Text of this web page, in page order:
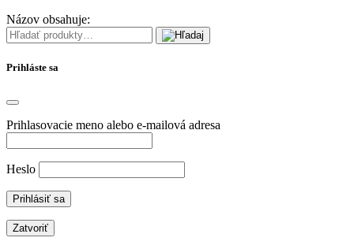
Názov obsahuje:
Prihláste sa
Prihlasovacie meno alebo e-mailová adresa
Heslo
Zatvoriť